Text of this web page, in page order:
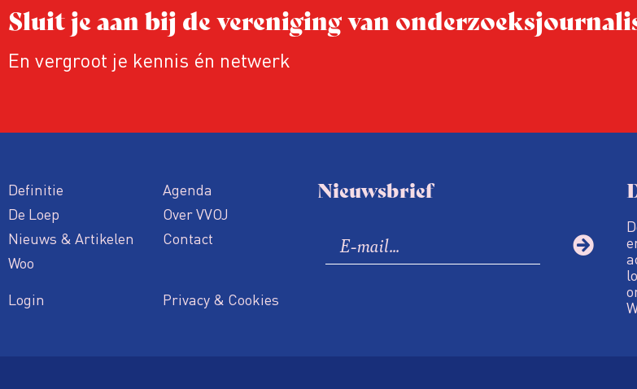
Hoe moet de
steeds
Sluit je aan bij de vereniging van
En vergroot je kennis én netwerk
Definitie
De Loep
Nieuws & Artikelen
Woo
Agenda
Over VVOJ
Contact
Login Privacy & Cookies
Nieuwsbrief